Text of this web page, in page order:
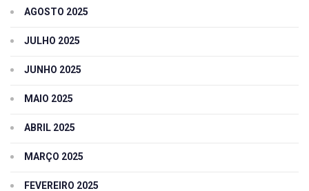
AGOSTO 2025
JULHO 2025
JUNHO 2025
MAIO 2025
ABRIL 2025
MARÇO 2025
FEVEREIRO 2025